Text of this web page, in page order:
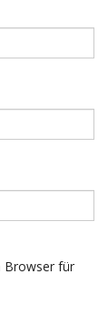
Browser für